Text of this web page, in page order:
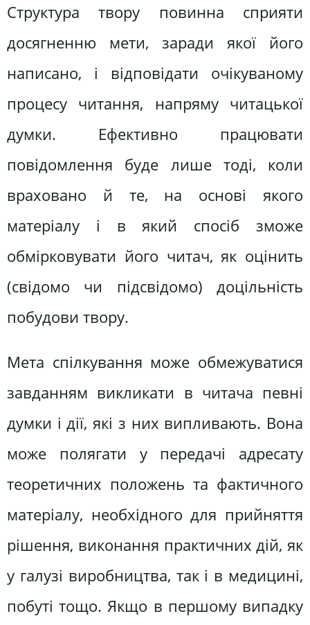
Структура твору повинна сприяти
досягненню мети, заради якої його
написано, і відповідати очікуваному
процесу читання, напряму читацької
думки. Ефективно працювати
повідомлення буде лише тоді, коли
враховано й те, на основі якого
матеріалу і в який спосіб зможе
обмірковувати його читач, як оцінить
(свідомо чи підсвідомо) доцільність
побудови твору.
Мета спілкування може обмежуватися
завданням викликати в читача певні
думки і дії, які з них випливають. Вона
може полягати у передачі адресату
теоретичних положень та фактичного
матеріалу, необхідного для прийняття
рішення, виконання практичних дій, як
у галузі виробництва, так і в медицині,
побуті тощо. Якщо в першому випадку